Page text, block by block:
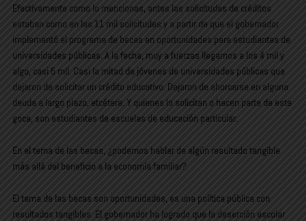
Efectivamente como lo mencionas, antes las solicitudes de créditos
estaban como en las 11 mil solicitudes y a partir de que el gobernador
implementó el programa de becas en oportunidades para estudiantes de
universidades públicas. A la fecha, muy a fuerzas llegamos a los 4 mil y
algo, casi 5 mil. Casi la mitad de jóvenes de universidades públicas que
dejaron de solicitar un crédito educativo. Dejaron de ahorcarse en alguna
deuda a largo plazo, etcétera. Y quienes lo solicitan o hacen parte de este
goce, son estudiantes de escuelas de educación particular.
En el tema de las becas, ¿podemos hablar de algún resultado tangible
más allá del beneficio a la economía familiar?
El tema de las becas son oportunidades, es una política pública con
resultados tangibles. El gobernador ha logrado que la deserción escolar